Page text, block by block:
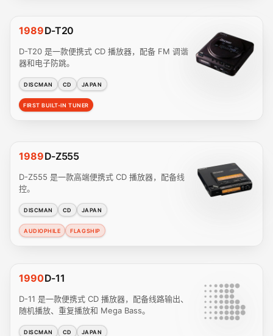
1989D-T20
D-T20 是一款便携式 CD 播放器，配备 FM 调谐
器和电子防跳。
DISCMAN CD JAPAN
FIRST BUILT-IN TUNER
1989D-Z555
D-Z555 是一款高端便携式 CD 播放器，配备线
控。
DISCMAN CD JAPAN
AUDIOPHILE FLAGSHIP
1990D-11
D-11 是一款便携式 CD 播放器，配备线路输出、
随机播放、重复播放和 Mega Bass。
DISCMAN CD JAPAN